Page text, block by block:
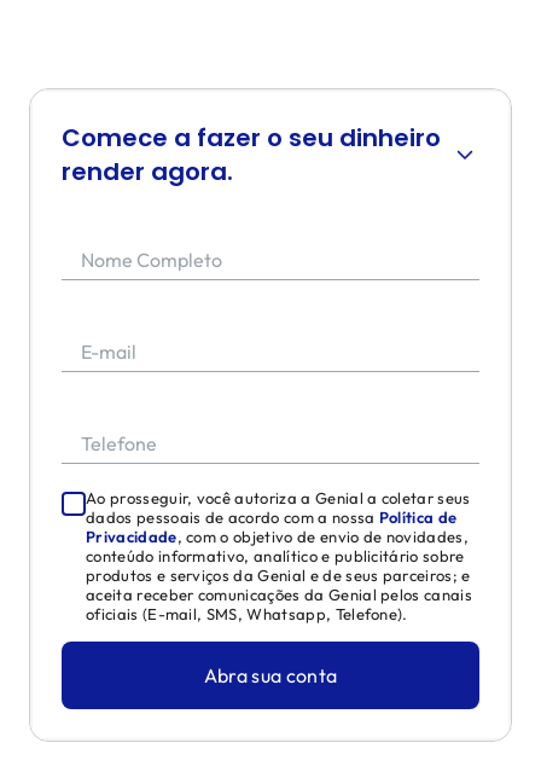
Comece a fazer o seu dinheiro
render agora.
Nome Completo
E-mail
Telefone
Ao prosseguir, você autoriza a Genial a coletar seus
dados pessoais de acordo com a nossa Política de
Privacidade, com o objetivo de envio de novidades,
conteúdo informativo, analítico e publicitário sobre
produtos e serviços da Genial e de seus parceiros; e
aceita receber comunicações da Genial pelos canais
oficiais (E-mail, SMS, Whatsapp, Telefone).
Abra sua conta